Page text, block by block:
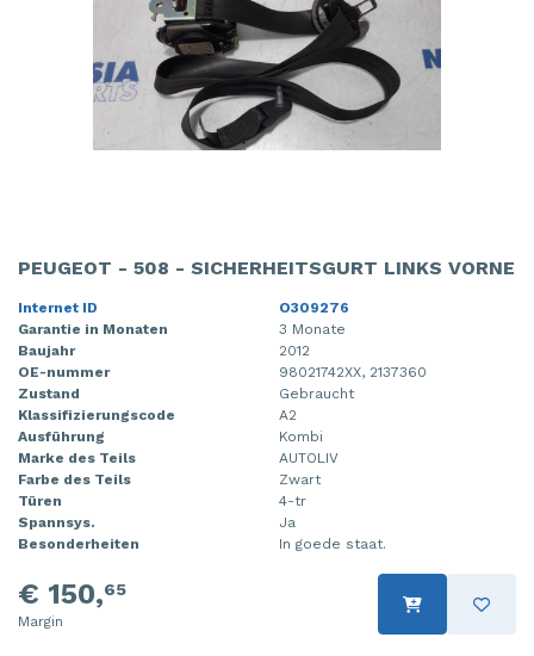
PEUGEOT - 508 - SICHERHEITSGURT LINKS VORNE
Internet ID
O309276
Garantie in Monaten
3 Monate
Baujahr
2012
OE-nummer
98021742XX, 2137360
Zustand
Gebraucht
Klassifizierungscode
A2
Ausführung
Kombi
Marke des Teils
AUTOLIV
Farbe des Teils
Zwart
Türen
4-tr
Spannsys.
Ja
Besonderheiten
In goede staat.
€ 150,65
Margin